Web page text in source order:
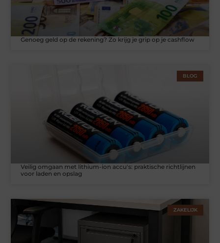
Genoeg geld op de rekening? Zo krijg je grip op je cashflow
BLOG
Veilig omgaan met lithium-ion accu's: praktische richtlijnen
voor laden en opslag
ZAKELIJK